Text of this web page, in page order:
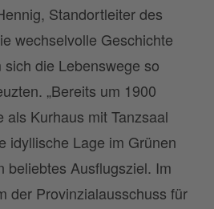
Standortleiter des
wechselvolle Geschichte
die Lebenswege so
„Bereits um 1900
als Kurhaus mit Tanzsaal
idyllische Lage im Grünen
beliebtes Ausflugsziel. Im
der Provinzialausschuss für